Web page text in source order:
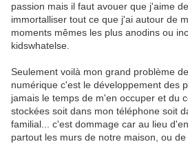
passion mais il faut avouer que j'aime
immortalliser tout ce que j'ai autour de
moments mêmes les plus anodins ou
kidswhatelse.
Seulement voilà mon grand problème
numérique c'est le développement des
jamais le temps de m'en occuper et du
stockées soit dans mon téléphone soit
familial... c'est dommage car au lieu
partout les murs de notre maison, ou